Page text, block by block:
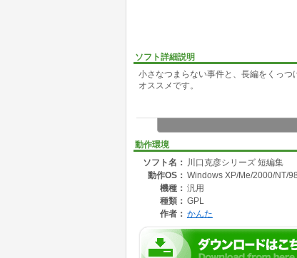
ソフト詳細説明
小さなつまらない事件と、長編をくっ
オススメです。
動作環境
ソフト名： 川口克彦シリーズ 短編集
動作OS： Windows XP/Me/2000/NT/
機種： 汎用
種類： GPL
作者： かんた